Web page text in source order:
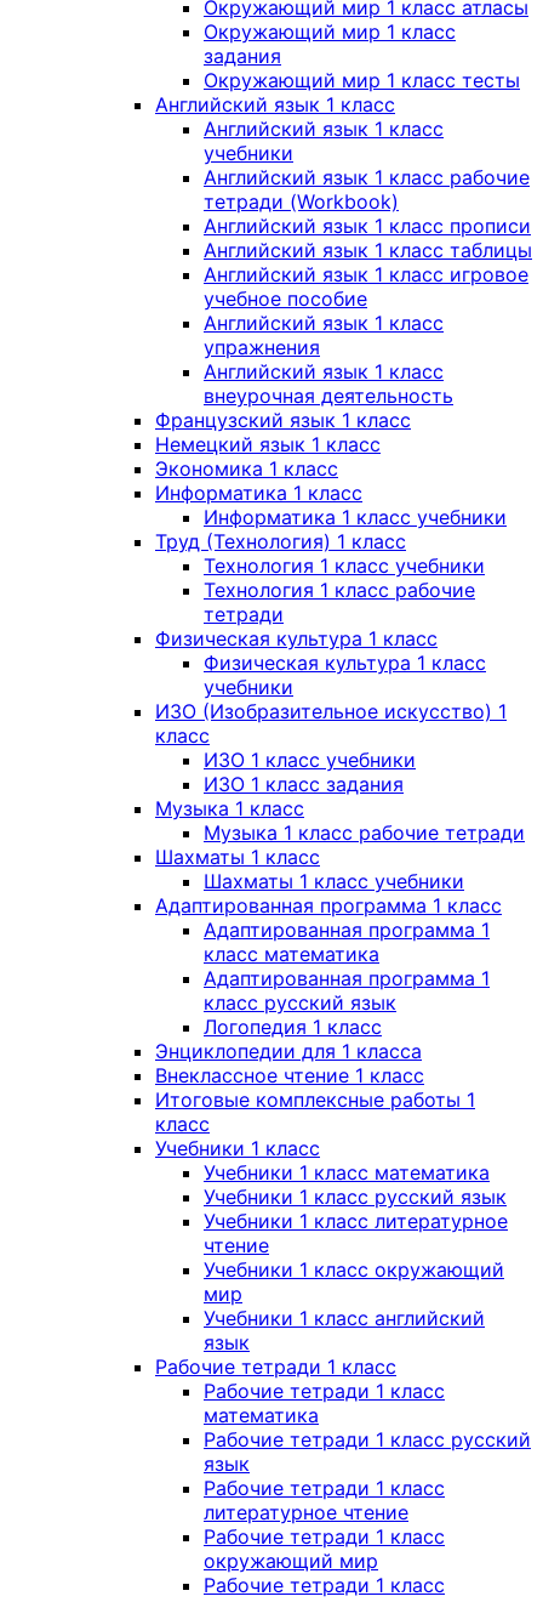
Окружающий мир 1 класс атласы
Окружающий мир 1 класс
задания
Окружающий мир 1 класс тесты
Английский язык 1 класс
Английский язык 1 класс
учебники
Английский язык 1 класс рабочие
тетради (Workbook)
Английский язык 1 класс прописи
Английский язык 1 класс таблицы
Английский язык 1 класс игровое
учебное пособие
Английский язык 1 класс
упражнения
Английский язык 1 класс
внеурочная деятельность
Французский язык 1 класс
Немецкий язык 1 класс
Экономика 1 класс
Информатика 1 класс
Информатика 1 класс учебники
Труд (Технология) 1 класс
Технология 1 класс учебники
Технология 1 класс рабочие
тетради
Физическая культура 1 класс
Физическая культура 1 класс
учебники
ИЗО (Изобразительное искусство) 1
класс
ИЗО 1 класс учебники
ИЗО 1 класс задания
Музыка 1 класс
Музыка 1 класс рабочие тетради
Шахматы 1 класс
Шахматы 1 класс учебники
Адаптированная программа 1 класс
Адаптированная программа 1
класс математика
Адаптированная программа 1
класс русский язык
Логопедия 1 класс
Энциклопедии для 1 класса
Внеклассное чтение 1 класс
Итоговые комплексные работы 1
класс
Учебники 1 класс
Учебники 1 класс математика
Учебники 1 класс русский язык
Учебники 1 класс литературное
чтение
Учебники 1 класс окружающий
мир
Учебники 1 класс английский
язык
Рабочие тетради 1 класс
Рабочие тетради 1 класс
математика
Рабочие тетради 1 класс русский
язык
Рабочие тетради 1 класс
литературное чтение
Рабочие тетради 1 класс
окружающий мир
Рабочие тетради 1 класс